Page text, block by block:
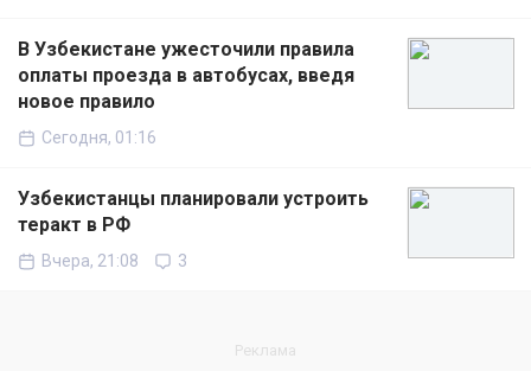
В Узбекистане ужесточили правила
оплаты проезда в автобусах, введя
новое правило
Сегодня, 01:16
Узбекистанцы планировали устроить
теракт в РФ
Вчера, 21:08 3